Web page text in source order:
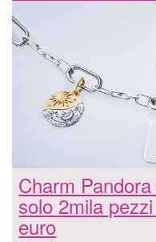
Charm
solo 2mila
euro